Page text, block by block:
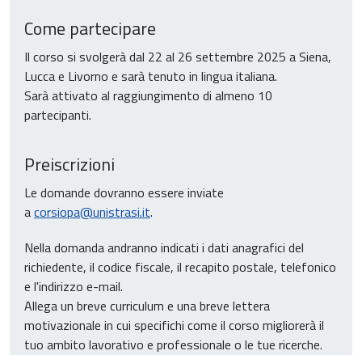
Come partecipare
Il corso si svolgerà dal 22 al 26 settembre 2025 a Siena,
Lucca e Livorno e sarà tenuto in lingua italiana.
Sarà attivato al raggiungimento di almeno 10
partecipanti.
Preiscrizioni
Le domande dovranno essere inviate
acorsiopa@unistrasi.it.
Nella domanda andranno indicati i dati anagrafici del
richiedente, il codice fiscale, il recapito postale, telefonico
e l'indirizzo e-mail.
Allega un breve curriculum e una breve lettera
motivazionale in cui specifichi come il corso migliorerà il
tuo ambito lavorativo e professionale o le tue ricerche.